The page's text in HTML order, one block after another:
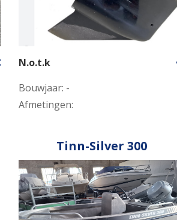
N.o.t.k
Bouwjaar: -
Afmetingen:
Tinn-Silver 300